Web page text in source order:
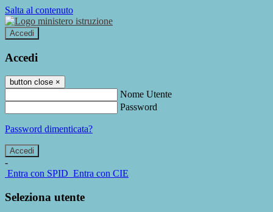
Salta al contenuto
Accedi
Accedi
button close ×
Nome Utente
Password
Password dimenticata?
-
Entra con SPID Entra con CIE
Seleziona utente